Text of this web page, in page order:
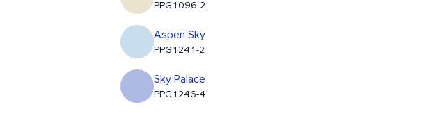
PPG1096-2
Aspen Sky
PPG1241-2
Sky Palace
PPG1246-4